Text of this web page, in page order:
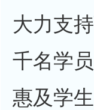
大力支
千名学
惠及学